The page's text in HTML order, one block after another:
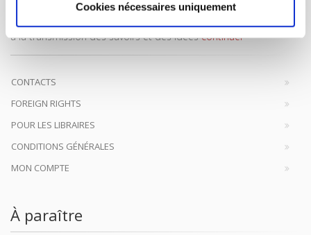
Cookies nécessaires uniquement
Maison d'édition dédiée aux sciences humaines et sociales, les
Presses de Sciences Po participent depuis leur création en 1976
à la transmission des savoirs et des idéescontinuer
CONTACTS
FOREIGN RIGHTS
POUR LES LIBRAIRES
CONDITIONS GÉNÉRALES
MON COMPTE
À paraître